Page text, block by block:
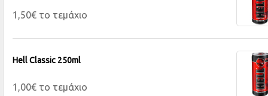
1,50€ το τεμάχιο
Hell Classic 250ml
1,00€ το τεμάχιο